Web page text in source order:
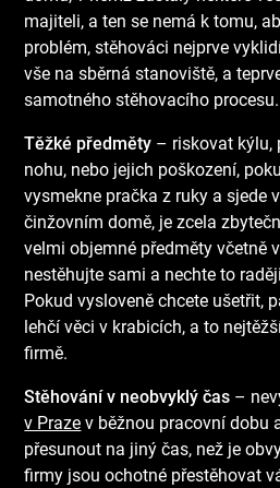
majiteli, a ten se nemá k tomu,
problém, stěhováci nejprve
vše na sběrná stanoviště, a
samotného stěhovacího procesu.
Těžké předměty – riskovat kýlu,
nohu, nebo jejich poškození,
vysmekne pračka z ruky a sjede
činžovním domě, je zcela
velmi objemné předměty včetně
nestěhujte sami a nechte to
Pokud vysloveně chcete ušetřit,
lehčí věci v krabicích, a to
firmě.
Stěhování v neobvyklý čas –
v Praze v běžnou pracovní dobu
přesunout na jiný čas, než je
firmy jsou ochotné přestěhovat